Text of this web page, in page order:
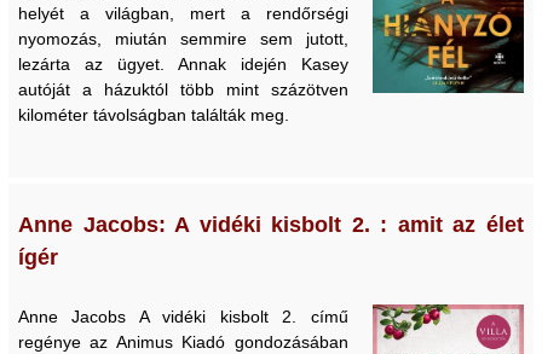
helyét a világban, mert a rendőrségi
nyomozás, miután semmire sem jutott,
lezárta az ügyet. Annak idején Kasey
autóját a házuktól több mint százötven
kilométer távolságban találták meg.
Anne Jacobs: A vidéki kisbolt 2. : amit az élet
ígér
Anne Jacobs A vidéki kisbolt 2. című
regénye az Animus Kiadó gondozásában